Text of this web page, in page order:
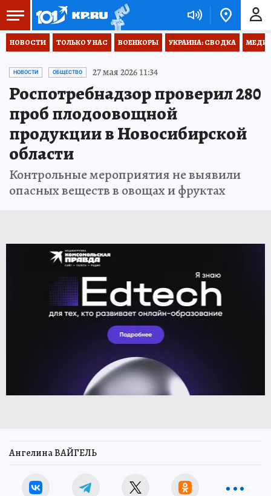
НОВОСТИ ТОЛЬКО У НАС ВОЕНКОРЫ УКРАИНА: СВОДКА
НОВОСТИ ОБЩЕСТВО 27 мая 2026 11:34
Роспотребнадзор проверил 280
проб плодоовощной
продукции в Новосибирской
области
Контрольные мероприятия не выявили
опасных веществ в овощах и фруктах
Ангелина ВАЙГЕЛЬ